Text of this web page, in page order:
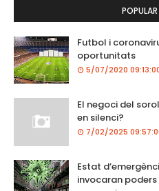
Futbol i
oportunitats
5/07/2020
El negoci del
en silenci?
7/02/2025
Estat
invocaran